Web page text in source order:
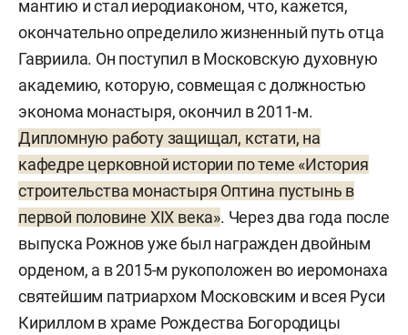
мантию и стал иеродиаконом, что, кажется,
окончательно определило жизненный путь отца
Гавриила. Он поступил в Московскую духовную
академию, которую, совмещая с должностью
эконома монастыря, окончил в 2011-м.
Дипломную работу защищал, кстати, на
кафедре церковной истории по теме «История
строительства монастыря Оптина пустынь в
первой половине ХIХ века». Через два года после
выпуска Рожнов уже был награжден двойным
орденом, а в 2015-м рукоположен во иеромонаха
святейшим патриархом Московским и всея Руси
Кириллом в храме Рождества Богородицы